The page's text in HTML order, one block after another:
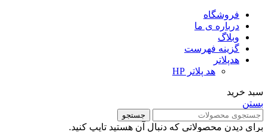
فروشگاه
درباره ی ما
وبلاگ
گزینه فهرست
هدپلاتر
هد پلاتر HP
سبد خرید
بستن
جستجو
برای دیدن محصولاتی که دنبال آن هستید تایپ کنید.